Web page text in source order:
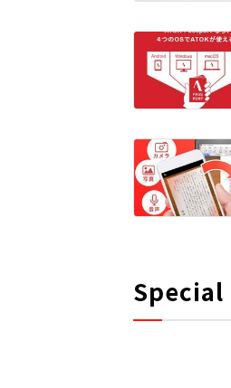
Special